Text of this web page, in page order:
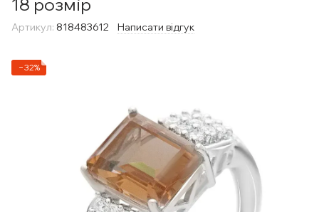
18 розмір
Артикул: 818483612 Написати відгук
−32%